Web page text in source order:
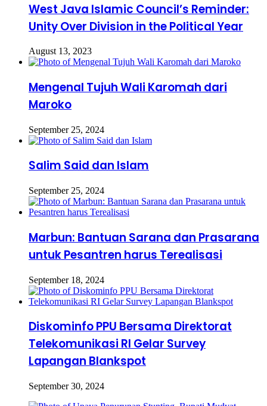
West Java Islamic Council’s Reminder:
Unity Over Division in the Political Year
August 13, 2023
Mengenal Tujuh Wali Karomah dari
Maroko
September 25, 2024
Salim Said dan Islam
September 25, 2024
Marbun: Bantuan Sarana dan Prasarana
untuk Pesantren harus Terealisasi
September 18, 2024
Diskominfo PPU Bersama Direktorat
Telekomunikasi RI Gelar Survey
Lapangan Blankspot
September 30, 2024